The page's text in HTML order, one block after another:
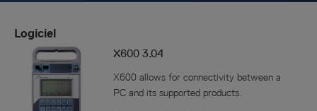
Logiciel
X600 3.04
X600 allows for connectivity between a
PC and its supported products.